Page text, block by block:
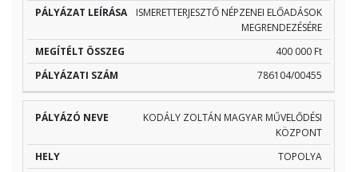
ISMERETTERJESZTŐ NÉPZENEI ELŐADÁSOK
MEGRENDEZÉSÉRE
400 000 Ft
786104/00455
KODÁLY ZOLTÁN MAGYAR MŰVELŐDÉSI
KÖZPONT
TOPOLYA